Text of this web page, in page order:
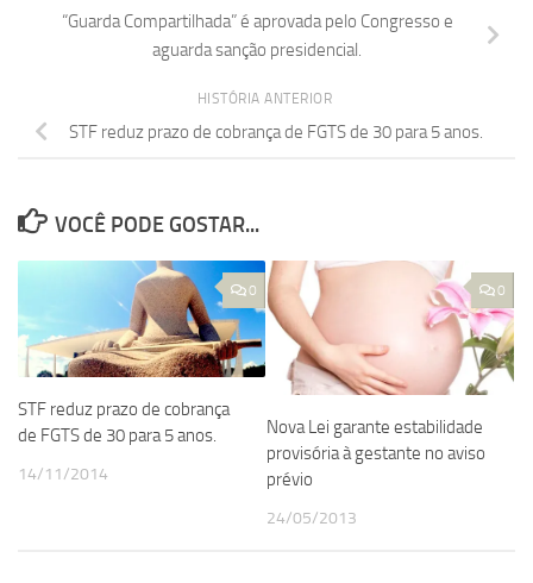
“Guarda Compartilhada” é aprovada pelo Congresso e
aguarda sanção presidencial.
HISTÓRIA ANTERIOR
STF reduz prazo de cobrança de FGTS de 30 para 5 anos.
VOCÊ PODE GOSTAR...
0
STF reduz prazo de cobrança
de FGTS de 30 para 5 anos.
14/11/2014
0
Nova Lei garante estabilidade
provisória à gestante no aviso
prévio
24/05/2013